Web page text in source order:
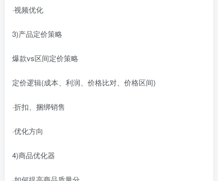
·视频优化
3)产品定价策略
爆款vs区间定价策略
定价逻辑(成本、利润、价格比对、价格区间)
·折扣、捆绑销售
·优化方向
4)商品优化器